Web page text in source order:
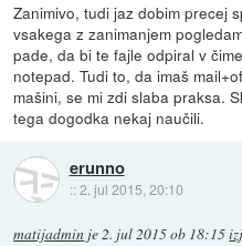
Zanimivo, tudi jaz dobim precej
vsakega z zanimanjem
pade, da bi te fajle odpiral v
notepad. Tudi to, da imaš
mašini, se mi zdi slaba praksa.
tega dogodka nekaj naučili.
erunno
::2. jul 2015, 20:10
matijadmin je2. jul 2015 ob 18:15